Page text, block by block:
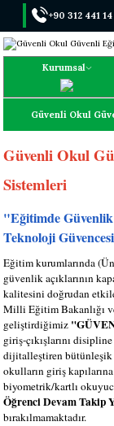
+90 312 441
Kurumsal
Güvenli Okul
Güvenli Okul
Sistemleri
"Eğitimde
Teknoloji
Eğitim kurumlarında
güvenlik açıklarının
kalitesini doğrudan
Milli Eğitim Bakanlığı
geliştirdiğimiz
giriş-çıkışlarını
dijitalleştiren
okulların giriş
biyometrik/kartlı
Öğrenci Devam Takip
bırakılmamaktadır.